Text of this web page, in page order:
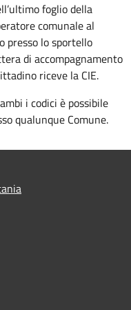
foglio della
comunale al
presso lo sportello
di accompagnamento
riceve la CIE.
i codici è possibile
qualunque Comune.